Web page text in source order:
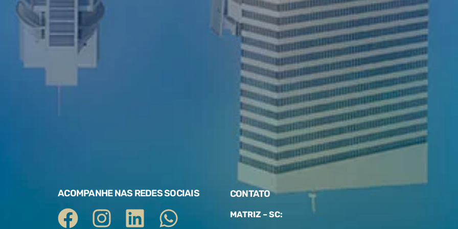
ACOMPANHE NAS REDES SOCIAIS CONTATO
MATRIZ – SC: